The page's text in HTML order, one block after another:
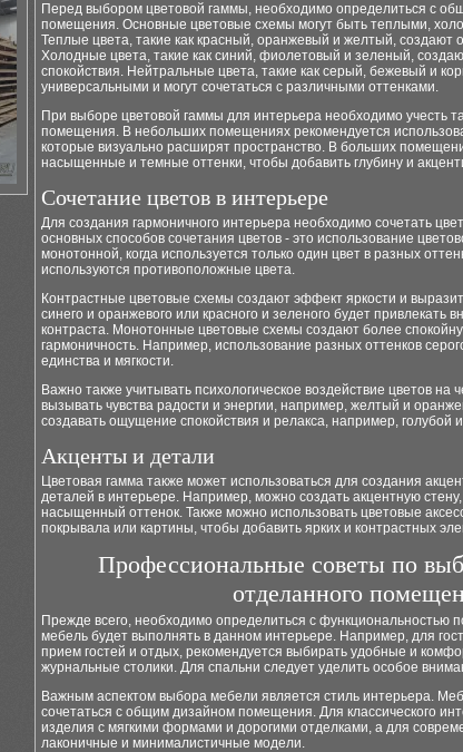
Перед выбором цветовой гаммы, необходимо определиться с
помещения. Основные цветовые схемы могут быть теплыми,
Теплые цвета, такие как красный, оранжевый и желтый,
Холодные цвета, такие как синий, фиолетовый и зеленый,
спокойствия. Нейтральные цвета, такие как серый, бежевый и
универсальными и могут сочетаться с различными оттенками.
При выборе цветовой гаммы для интерьера необходимо учесть
помещения. В небольших помещениях рекомендуется
которые визуально расширят пространство. В больших
насыщенные и темные оттенки, чтобы добавить глубину и
Сочетание цветов в интерьере
Для создания гармоничного интерьера необходимо сочетать
основных способов сочетания цветов - это использование
монотонной, когда используется только один цвет в разных
используются противоположные цвета.
Контрастные цветовые схемы создают эффект яркости и
синего и оранжевого или красного и зеленого будет привлекать
контраста. Монотонные цветовые схемы создают более
гармоничность. Например, использование разных оттенков
единства и мягкости.
Важно также учитывать психологическое воздействие цветов на
вызывать чувства радости и энергии, например, желтый и
создавать ощущение спокойствия и релакса, например, голубой
Акценты и детали
Цветовая гамма также может использоваться для создания
деталей в интерьере. Например, можно создать акцентную
насыщенный оттенок. Также можно использовать цветовые
покрывала или картины, чтобы добавить ярких и контрастных
Профессиональные советы по
отделанного
Прежде всего, необходимо определиться с функциональностью
мебель будет выполнять в данном интерьере. Например, для
прием гостей и отдых, рекомендуется выбирать удобные и
журнальные столики. Для спальни следует уделить особое
Важным аспектом выбора мебели является стиль интерьера.
сочетаться с общим дизайном помещения. Для классического
изделия с мягкими формами и дорогими отделками, а для
лаконичные и минималистичные модели.